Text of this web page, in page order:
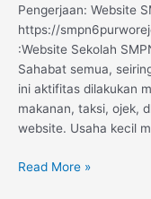
Pengerjaan: Website
https://
:Website Sekolah
Sahabat semua,
ini aktifitas dilakukan
makanan, taksi, ojek,
website. Usaha kecil
Read More »